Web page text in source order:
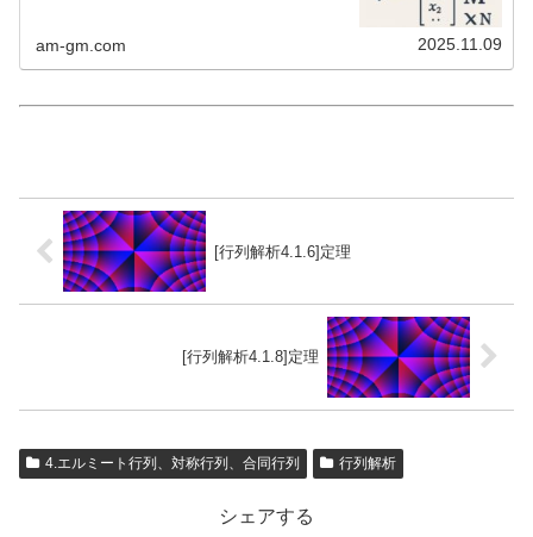
am-gm.com 2025.11.09
[行列解析4.1.6]定理
[行列解析4.1.8]定理
4.エルミート行列、対称行列、合同行列 行列解析
シェアする